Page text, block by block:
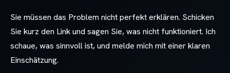
Sie müssen das Problem nicht perfekt erklären. Schicken
Sie kurz den Link und sagen Sie, was nicht funktioniert. Ich
schaue, was sinnvoll ist, und melde mich mit einer klaren
Einschätzung.